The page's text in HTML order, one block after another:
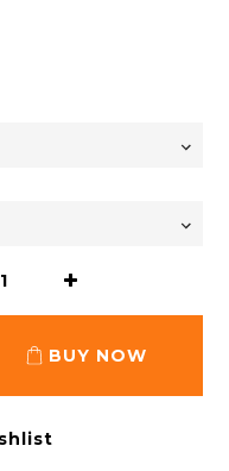
BUY NOW